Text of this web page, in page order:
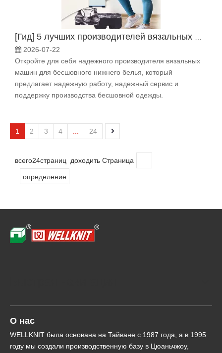
[Гид] 5 лучших производителей вязальных машин для бесшовного нижнего белья, которым можно доверять
2026-07-22
Откройте для себя надежного производителя вязальных
машин для бесшовного нижнего белья, который
предлагает надежную работу, надежный сервис и
поддержку производства бесшовной одежды.
1 2 3 4 ... 24
всего24страниц доходить Страница
определение
О нас
WELLKNIT была основана на Тайване с 1987 года, а в 1995
году мы создали производственную базу в Цюаньчжоу,